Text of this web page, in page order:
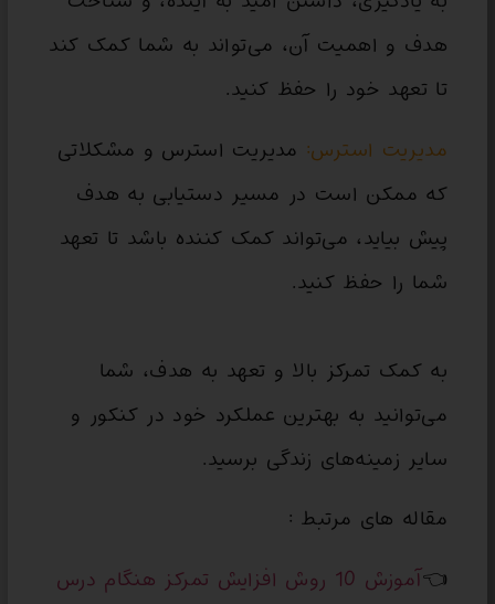
هدف و اهمیت آن، می‌تواند به شما کمک کند
تا تعهد خود را حفظ کنید.
مدیریت استرس: مدیریت استرس و مشکلاتی
که ممکن است در مسیر دستیابی به هدف
پیش بیاید، می‌تواند کمک کننده باشد تا تعهد
شما را حفظ کنید.
به کمک تمرکز بالا و تعهد به هدف، شما
می‌توانید به بهترین عملکرد خود در کنکور و
سایر زمینه‌های زندگی برسید.
مقاله های مرتبط :
👈
آموزش 10 روش افزایش تمرکز هنگام درس